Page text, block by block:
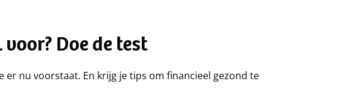
Doe de test
er nu voorstaat. En krijg je tips om financieel gezond te